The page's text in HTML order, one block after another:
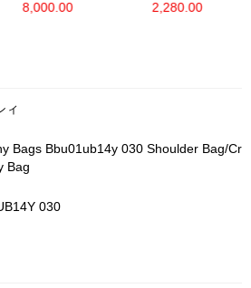
8,000.00 2,280.00
ィ
Bags Bbu01ub14y 030 Shoulder Bag/Cr
Bag
030